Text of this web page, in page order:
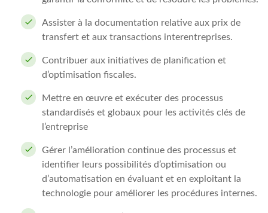
Assister à la documentation relative aux prix de
transfert et aux transactions interentreprises.
Contribuer aux initiatives de planification et
d’optimisation fiscales.
Mettre en œuvre et exécuter des processus
standardisés et globaux pour les activités clés de
l’entreprise
Gérer l’amélioration continue des processus et
identifier leurs possibilités d’optimisation ou
d’automatisation en évaluant et en exploitant la
technologie pour améliorer les procédures internes.